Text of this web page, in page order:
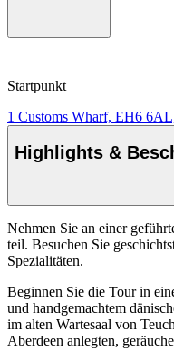
Startpunkt
1 Customs Wharf, EH6
Highlights &
Nehmen Sie an einer
teil. Besuchen Sie
Spezialitäten.
Beginnen Sie die Tour in
und handgemachtem
im alten Wartesaal von
Aberdeen anlegten,